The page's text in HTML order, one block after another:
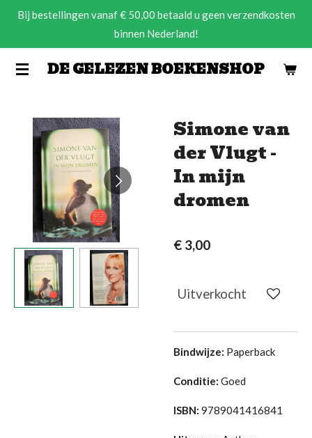
Ga
de
DE GELEZEN BOEKENSHOP
Bij bestellingen vanaf € 50,00 betaald u geen verzendkosten
binnen Nederland!
Simone van
der Vlugt -
In mijn
dromen
€ 3,00
Uitverkocht
Bindwijze: Paperback
Conditie: Goed
ISBN: 9789041416841